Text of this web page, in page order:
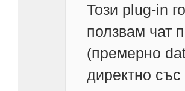
Този plug-in
ползвам чат
(премерно
директно